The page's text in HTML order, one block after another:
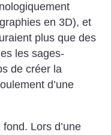
en 3D), et
plus que des
les sages-
de créer la
d’une
fond. Lors d’une